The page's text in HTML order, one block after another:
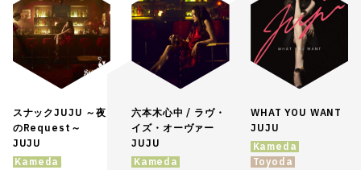
スナックJUJU ～夜
のRequest～
JUJU
Kameda
六本木心中 / ラヴ・
イズ・オーヴァー
JUJU
Kameda
WHAT YOU WANT
JUJU
Kameda
Toyoda